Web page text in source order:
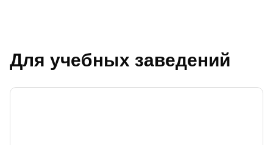
Для учебных заведений